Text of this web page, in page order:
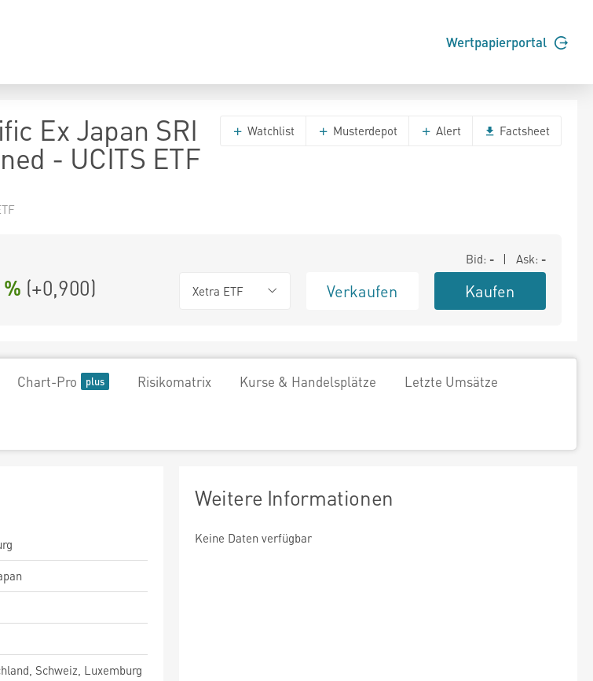
Wertpapierportal
Ex Japan SRI
- UCITS ETF
Watchlist Musterdepot Alert Factsheet
Bid: - | Ask: -
(+0,900) Xetra ETF Verkaufen Kaufen
Chart-Pro Risikomatrix Kurse & Handelsplätze Letzte Umsätze
Schweiz, Luxemburg
Weitere Informationen
Keine Daten verfügbar